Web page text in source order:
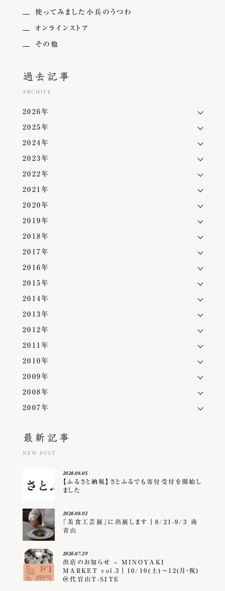
使ってみました小兵のうつわ
オンラインストア
その他
過去記事
ARCHIVE
2026年
2025年
2024年
2023年
2022年
2021年
2020年
2019年
2018年
2017年
2016年
2015年
2014年
2013年
2012年
2011年
2010年
2009年
2008年
2007年
最新記事
NEW POST
2026.08.05
【ふるさと納税】さとふるでも寄付受付を開始し
ました
2026.08.02
「美食工芸展」に出展します｜8/21-9/3 南
青山
2026.07.29
出店のお知らせ – MINOYAKI
MARKET vol.3｜10/10(土)〜12(月・祝)
＠代官山T-SITE